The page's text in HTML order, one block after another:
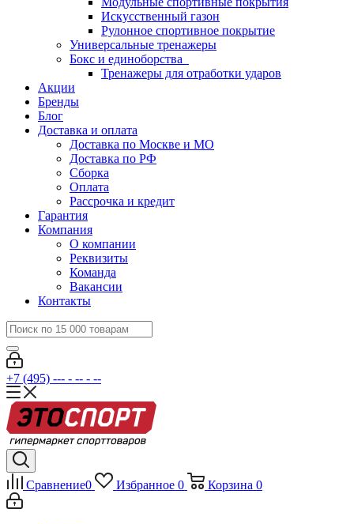
Искусственный газон
Рулонное спортивное покрытие
Универсальные тренажеры
Бокс и единоборства
Тренажеры для отработки ударов
Акции
Бренды
Блог
Доставка и оплата
Доставка по Москве и МО
Доставка по РФ
Сборка
Оплата
Рассрочка и кредит
Гарантия
Компания
О компании
Реквизиты
Команда
Вакансии
Контакты
+7 (495) --- - -- - --
Сравнение0 Избранное 0 Корзина 0